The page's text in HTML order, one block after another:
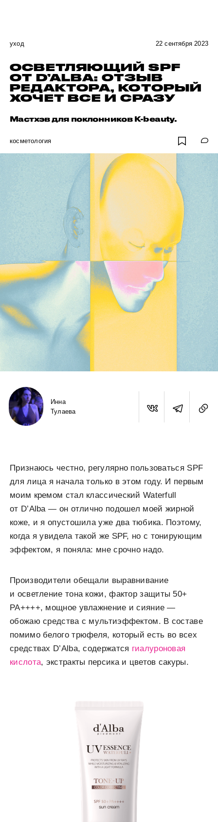
уход 22 сентября 2023
ОСВЕТЛЯЮЩИЙ SPF
ОТ D’ALBA: ОТЗЫВ
РЕДАКТОРА, КОТОРЫЙ
ХОЧЕТ ВСЕ И СРАЗУ
Мастхэв для поклонников K-beauty.
косметология
Инна
Тулаева
Признаюсь честно, регулярно пользоваться SPF
для лица я начала только в этом году. И первым
моим кремом стал классический Waterfull
от D’Alba — он отлично подошел моей жирной
коже, и я опустошила уже два тюбика. Поэтому,
когда я увидела такой же SPF, но с тонирующим
эффектом, я поняла: мне срочно надо.
Производители обещали выравнивание
и осветление тона кожи, фактор защиты 50+
PA++++, мощное увлажнение и сияние —
обожаю средства с мультиэффектом. В составе
помимо белого трюфеля, который есть во всех
средствах D’Alba, содержатся гиалуроновая
кислота, экстракты персика и цветов сакуры.